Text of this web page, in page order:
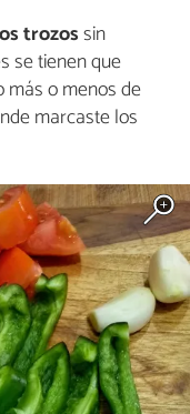
trozossin
se tienen que
o menos de
marcaste los